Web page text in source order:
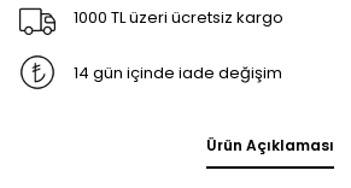
1000 TL üzeri ücretsiz kargo
14 gün içinde iade değişim
Ürün Açıklaması